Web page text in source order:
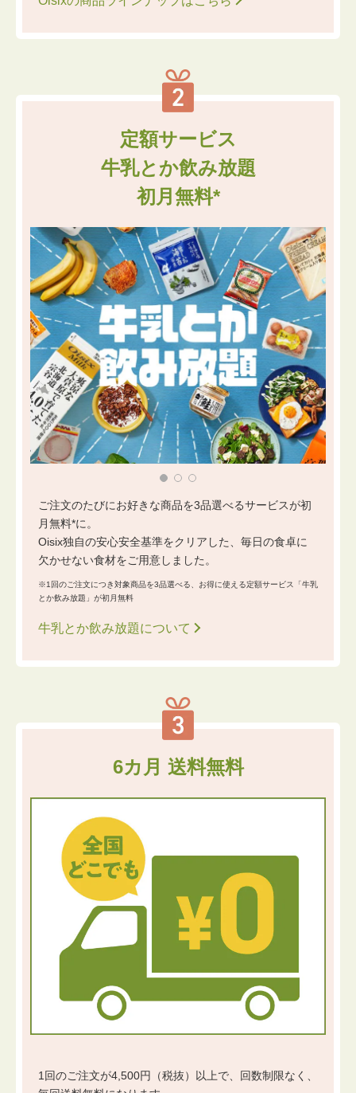
定額サービス
牛乳とか飲み放題
初月無料*
ご注文のたびにお好きな商品を3品選べるサービスが初
月無料*に。
Oisix独自の安心安全基準をクリアした、毎日の食卓に
欠かせない食材をご用意しました。
※1回のご注文につき対象商品を3品選べる、お得に使える定額サービス「牛乳
とか飲み放題」が初月無料
牛乳とか飲み放題について
6カ月 送料無料
1回のご注文が4,500円（税抜）以上で、回数制限なく、